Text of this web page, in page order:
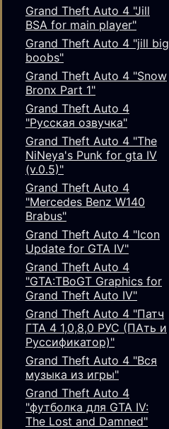
Grand Theft Auto 4 "Jill
BSA for main player"
Grand Theft Auto 4 "jill big
boobs"
Grand Theft Auto 4 "Snow
Bronx Part 1"
Grand Theft Auto 4
"Русская озвучка"
Grand Theft Auto 4 "The
NiNeya's Punk for gta IV
(v.0.5)"
Grand Theft Auto 4
"Mercedes Benz W140
Brabus"
Grand Theft Auto 4 "Icon
Update for GTA IV"
Grand Theft Auto 4
"GTA:TBoGT Graphics for
Grand Theft Auto IV"
Grand Theft Auto 4 "Патч
ГТА 4 1,0,8,0 РУС (ПАть и
Руссификатор)"
Grand Theft Auto 4 "Вся
музыка из игры"
Grand Theft Auto 4
"футболка для GTA IV:
The Lost and Damned"